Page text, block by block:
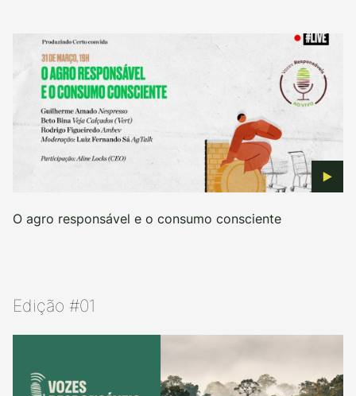
O agro responsável e o consumo consciente
Edição #01